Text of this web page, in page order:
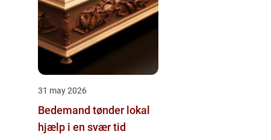
31 may 2026
Bedemand tønder lokal
hjælp i en svær tid